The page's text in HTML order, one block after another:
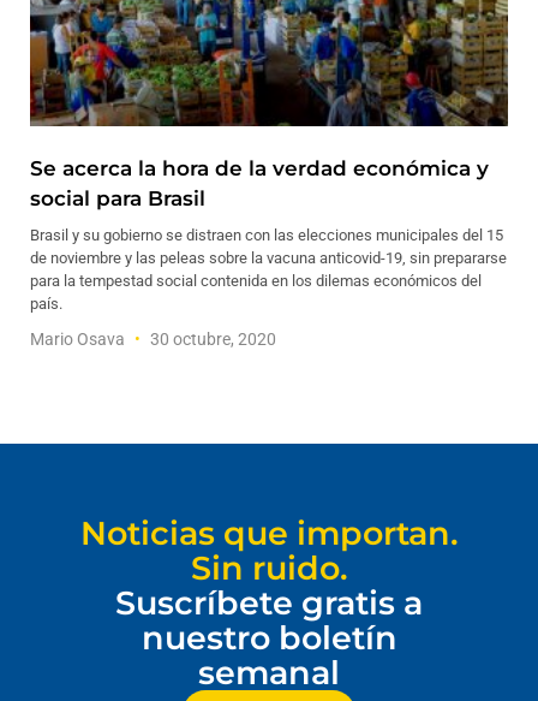
Se acerca la hora de la verdad económica y
social para Brasil
Brasil y su gobierno se distraen con las elecciones municipales del 15
de noviembre y las peleas sobre la vacuna anticovid-19, sin prepararse
para la tempestad social contenida en los dilemas económicos del
país.
Mario Osava 30 octubre, 2020
Noticias que importan.
Sin ruido.
Suscríbete gratis a
nuestro boletín
semanal